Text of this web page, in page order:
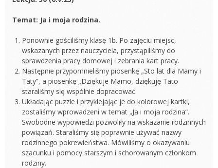
Temat: Ja i moja rodzina.
Ponownie gościliśmy klasę 1b. Po zajęciu miejsc,
wskazanych przez nauczyciela, przystąpiliśmy do
sprawdzenia pracy domowej i zebrania kart pracy.
Następnie przypomnieliśmy piosenkę „Sto lat dla Mamy i
Taty”, a piosenkę „Dziękuje Mamo, dziękuję Tato
staraliśmy się wspólnie dopracować.
Układając puzzle i przyklejając je do kolorowej kartki,
zostaliśmy wprowadzeni w temat „Ja i moja rodzina”.
Swobodne wypowiedzi pozwoliły na wskazanie rodzinnych
powiązań. Staraliśmy się poprawnie używać nazwy
rodzinnego pokrewieństwa. Mówiliśmy o okazywaniu
szacunku i pomocy starszym i schorowanym członkom
rodziny.